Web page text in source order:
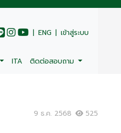
| ENG | เข้าสู่ระบบ
ITA ติดต่อสอบถาม
9 ธ.ค. 2568 525